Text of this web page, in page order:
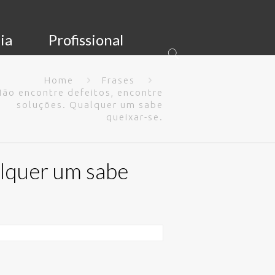
Profissional
Home
Frases
encontre defeitos, encontre
soluções. Qualquer um sabe
queixar-se.
um sabe